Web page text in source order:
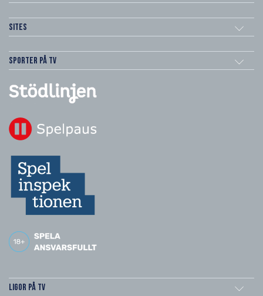
Sites
Sporter på TV
Ligor på TV